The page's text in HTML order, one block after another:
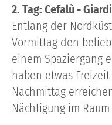
2. Tag: Cefalù -
Entlang der
Vormittag den
einem Spaziergang
haben etwas
Nachmittag
Nächtigung im